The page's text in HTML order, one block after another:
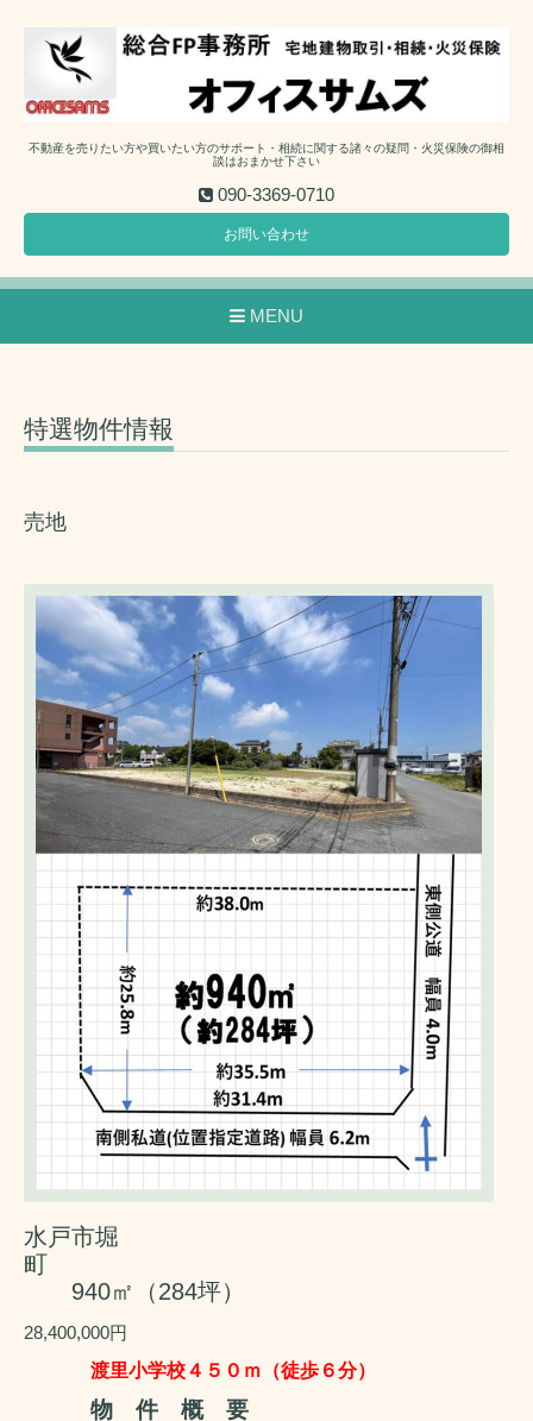
不動産を売りたい方や買いたい方のサポート・相続に関する諸々の疑問・火災保険の御相
談はおまかせ下さい
090-3369-0710
お問い合わせ
MENU
特選物件情報
売地
水戸市堀
町
940㎡（284坪）
28,400,000円
渡里小学校４５０ｍ（徒歩６分）
物 件 概 要